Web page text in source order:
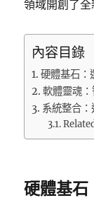
領域開創了全
內容目錄
硬體基石：
軟體靈魂
系統整合
硬體基石